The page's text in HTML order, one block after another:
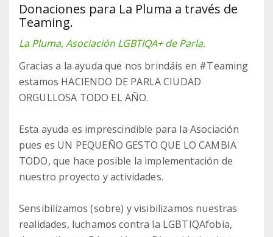
Donaciones para La Pluma a través de
Teaming.
La Pluma, Asociación LGBTIQA+ de Parla.
Gracias a la ayuda que nos brindáis en #Teaming
estamos HACIENDO DE PARLA CIUDAD
ORGULLOSA TODO EL AÑO.
Esta ayuda es imprescindible para la Asociación
pues es UN PEQUEÑO GESTO QUE LO CAMBIA
TODO, que hace posible la implementación de
nuestro proyecto y actividades.
Sensibilizamos (sobre) y visibilizamos nuestras
realidades, luchamos contra la LGBTIQAfobia,